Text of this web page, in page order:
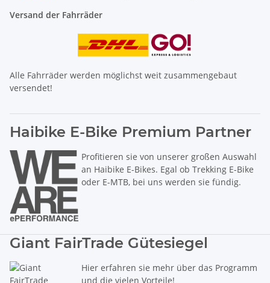
Versand der Fahrräder
Alle Fahrräder werden möglichst weit zusammengebaut
versendet!
Haibike E-Bike Premium Partner
Profitieren sie von unserer großen Auswahl
an Haibike E-Bikes. Egal ob Trekking E-Bike
oder E-MTB, bei uns werden sie fündig.
Giant FairTrade Gütesiegel
Hier erfahren sie mehr über das Programm
und die vielen Vorteile!